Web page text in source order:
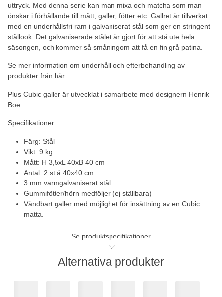
uttryck. Med denna serie kan man mixa och matcha som man
önskar i förhållande till mått, galler, fötter etc. Gallret är tillverkat
med en underhållsfri ram i galvaniserat stål som ger en stringent
stållook. Det galvaniserade stålet är gjort för att stå ute hela
säsongen, och kommer så småningom att få en fin grå patina.
Se mer information om underhåll och efterbehandling av
produkter från här.
Plus Cubic galler är utvecklat i samarbete med designern Henrik
Boe.
Specifikationer:
Färg: Stål
Vikt: 9 kg.
Mått: H 3,5xL 40xB 40 cm
Antal: 2 st á 40x40 cm
3 mm varmgalvaniserat stål
Gummifötter/hörn medföljer (ej ställbara)
Vändbart galler med möjlighet för insättning av en Cubic
matta.
Se produktspecifikationer
Alternativa produkter